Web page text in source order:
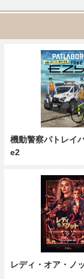
機動警察パトレイ
e2
レディ・オア・ノ